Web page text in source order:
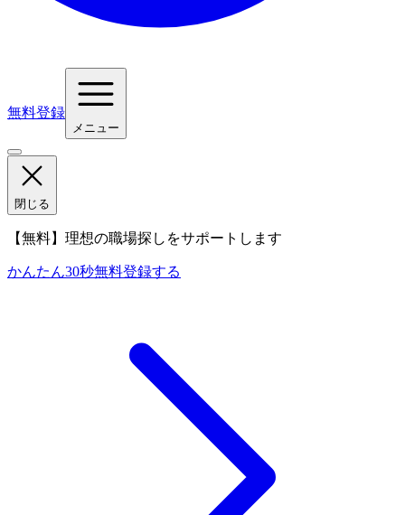
無料登録
メニュー
閉じる
【無料】理想の職場探しをサポートします
かんたん30秒無料登録する